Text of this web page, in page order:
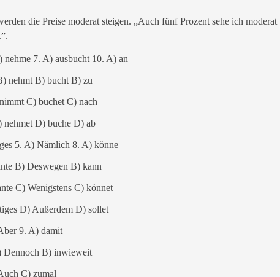
die Preise moderat steigen. „Auch fünf Prozent sehe ich moderat
nehme 7. A) ausbucht 10. A) an
nehmt B) bucht B) zu
C) buchet C) nach
nehmet D) buche D) ab
5. A) Nämlich 8. A) könne
B) Deswegen B) kann
C) Wenigstens C) könnet
D) Außerdem D) sollet
9. A) damit
Dennoch B) inwieweit
C) zumal